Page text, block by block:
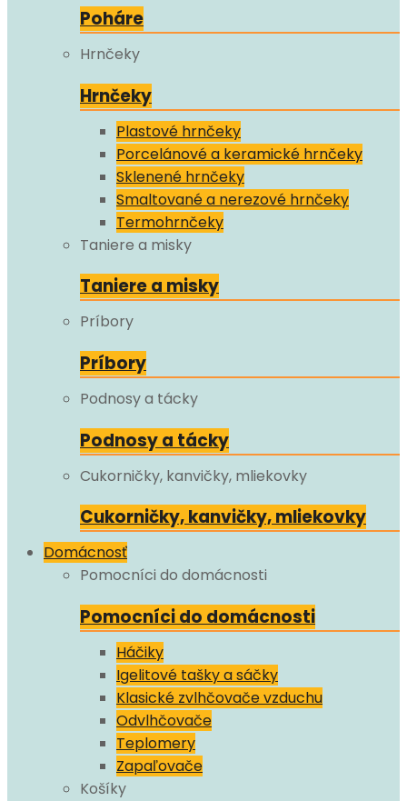
Poháre
Hrnčeky
Hrnčeky
Plastové hrnčeky
Porcelánové a keramické hrnčeky
Sklenené hrnčeky
Smaltované a nerezové hrnčeky
Termohrnčeky
Taniere a misky
Taniere a misky
Príbory
Príbory
Podnosy a tácky
Podnosy a tácky
Cukorničky, kanvičky, mliekovky
Cukorničky, kanvičky, mliekovky
Domácnosť
Pomocníci do domácnosti
Pomocníci do domácnosti
Háčiky
Igelitové tašky a sáčky
Klasické zvlhčovače vzduchu
Odvlhčovače
Teplomery
Zapaľovače
Košíky